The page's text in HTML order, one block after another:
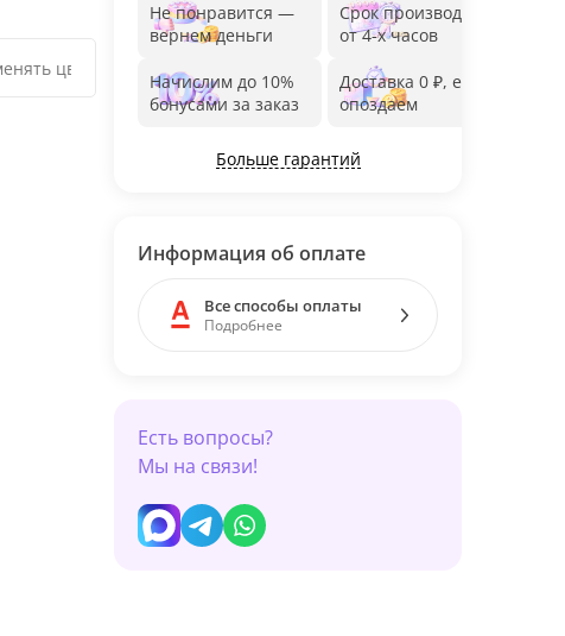
Не понравится —
вернем деньги
Начислим до 10%
бонусами за заказ
Срок производства
от 4-х часов
Доставка 0 ₽, если
опоздаем
Больше гарантий
Информация об оплате
Все способы оплаты
Подробнее
Есть вопросы?
Мы на связи!